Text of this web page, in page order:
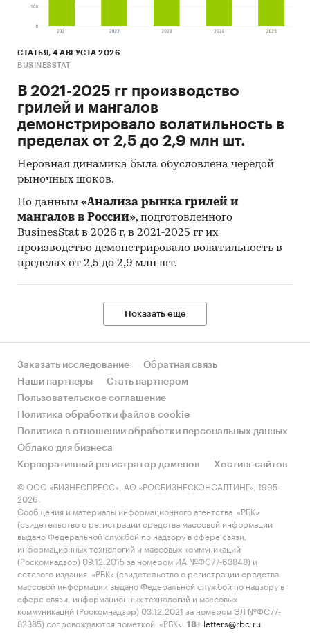
В области искусств занимается ***% (*** детей),
образование приходится ***%. Наименьшее
количество детей занимается по туристско-
краеведческому направлению –***%.
Число детских музыкальных, художественных,
хореографических школ и школ искусств
Минкультуры России в 2019 году составило ***
ед., что на *** заведений больше в сравнении с
2018 годом. Необходимо отметить, что в
период с 2015 года по 2018 год наблюдалась
негативная динамика к снижению количества
детских музыкальных, художественных,
хореографических школ и школ искусств.
Диаграмма 3. Число детских музыкальных,
художественных, хореографических школ и
***
Численность учащихся на начало учебного
2019 года в детских музыкальных,
школах искусств Минкультуры России
составила *** детей, что на ***% выше
показателя 2018 года и на ***% – в сравнении с
2015 годом.
Диаграмма 4. Численность учащихся на начало
учебного года в детских музыкальных,
художественных, хореографических школах и
школах искусств Минкультуры России, г.
СТАТЬЯ, 4 АВГУСТА 2026
BUSINESSTAT
В 2021-2025 гг производство
грилей и мангалов
демонстрировало волатильность в
пределах от 2,5 до 2,9 млн шт.
Неровная динамика была обусловлена чередой
рыночных шоков.
По данным «Анализа рынка грилей и
мангалов в России», подготовленного
BusinesStat в 2026 г, в 2021-2025 гг их
производство демонстрировало волатильность в
пределах от 2,5 до 2,9 млн шт.
Показать еще
Заказать исследование
Обратная связь
Наши партнеры
Стать партнером
Пользовательское соглашение
Политика обработки файлов cookie
Политика в отношении обработки персональных данных
Облако для бизнеса
Корпоративный регистратор доменов
Хостинг сайтов
© ООО «БИЗНЕСПРЕСС», АО «РОСБИЗНЕСКОНСАЛТИНГ», 1995-
2026.
Сообщения и материалы информационного агентства «РБК»
(свидетельство о регистрации средства массовой информации
выдано Федеральной службой по надзору в сфере связи,
информационных технологий и массовых коммуникаций
(Роскомнадзор) 09.12.2015 за номером ИА №ФС77-63848) и
сетевого издания «РБК» (свидетельство о регистрации средства
массовой информации выдано Федеральной службой по надзору в
сфере связи, информационных технологий и массовых
коммуникаций (Роскомнадзор) 03.12.2021 за номером ЭЛ №ФС77-
82385) сопровождаются пометкой «РБК».
18+ letters@rbc.ru